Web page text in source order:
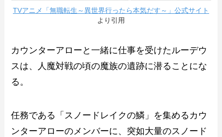
TVアニメ「無職転生～異世界行ったら本気だす～」公式サイト
より引用
カウンターアローと一緒に仕事を受けたルーデウ
スは、人魔対戦の頃の魔族の遺跡に潜ることにな
る。
任務である「スノードレイクの鱗」を集めるカウ
ンターアローのメンバーに、突如大量のスノード